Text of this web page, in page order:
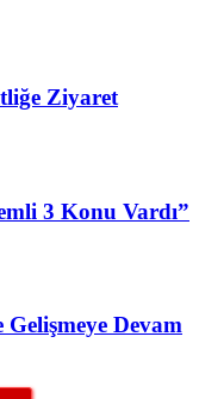
Ziyaret
3 Konu Vardı”
Devam